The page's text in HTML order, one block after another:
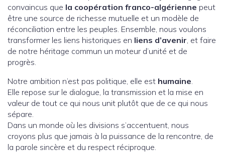
convaincus que la coopération franco-algérienne peut
être une source de richesse mutuelle et un modèle de
réconciliation entre les peuples. Ensemble, nous voulons
transformer les liens historiques en liens d’avenir, et faire
de notre héritage commun un moteur d’unité et de
progrès.
Notre ambition n’est pas politique, elle est humaine.
Elle repose sur le dialogue, la transmission et la mise en
valeur de tout ce qui nous unit plutôt que de ce qui nous
sépare.
Dans un monde où les divisions s’accentuent, nous
croyons plus que jamais à la puissance de la rencontre, de
la parole sincère et du respect réciproque.